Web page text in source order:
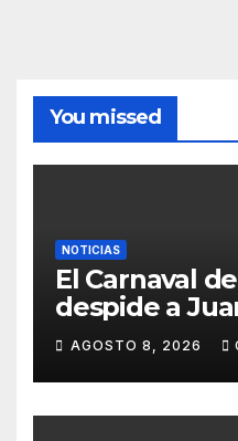
You missed
NOTICIAS
El Carnaval
despide a
inolvidable
AGOSTO 8, 2026